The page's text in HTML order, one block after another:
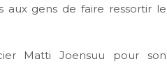
gens de faire ressortir le
Matti Joensuu pour son